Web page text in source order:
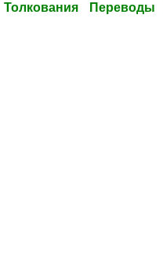
Толкования Переводы